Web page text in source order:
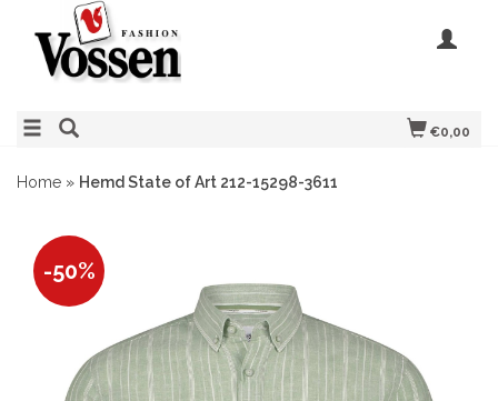
€0,00
Home » Hemd State of Art 212-15298-3611
-50%